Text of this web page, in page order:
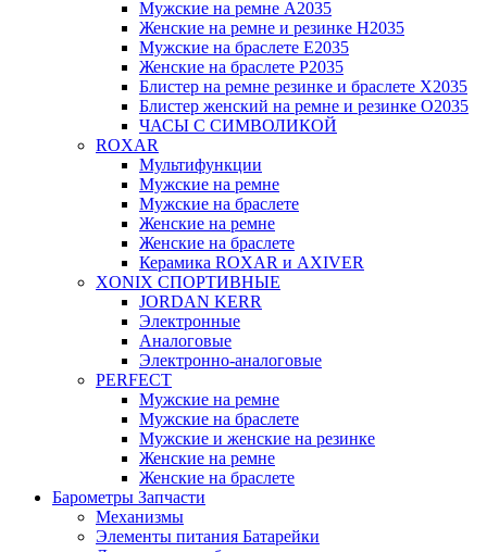
Мужские на ремне A2035
Женские на ремне и резинке H2035
Мужские на браслете E2035
Женские на браслете P2035
Блистер на ремне резинке и браслете X2035
Блистер женский на ремне и резинке O2035
ЧАСЫ С СИМВОЛИКОЙ
ROXAR
Мультифункции
Мужские на ремне
Мужские на браслете
Женские на ремне
Женские на браслете
Керамика ROXAR и AXIVER
XONIX СПОРТИВНЫЕ
JORDAN KERR
Электронные
Аналоговые
Электронно-аналоговые
PERFECT
Мужские на ремне
Мужские на браслете
Мужские и женские на резинке
Женские на ремне
Женские на браслете
Барометры Запчасти
Механизмы
Элементы питания Батарейки